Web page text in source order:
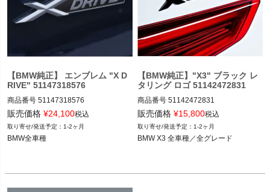
【BMW純正】 エンブレム "X D
RIVE" 51147318576
商品番号 51147318576
51147318576
販売価格 ¥24,100税込
1-2ヶ月
【BMW純正】"X3" ブラック レ
タリング ロゴ 51142472831
商品番号 51142472831
51142472831
BMW X3 全車種／全グレード
販売価格 ¥15,800税込
1-2ヶ月
BMW X3 全車種／全グレード